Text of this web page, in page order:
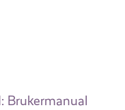
Brukermanual